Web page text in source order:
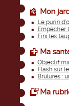
Mon
Le purin
Empêcher
Fini les
Ma
Objectif
Flash sur
Brûlures :
Ma